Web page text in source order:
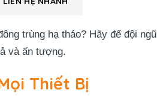
trùng hạ thảo? Hãy để đội ngũ
và ấn tượng.
Thiết Bị